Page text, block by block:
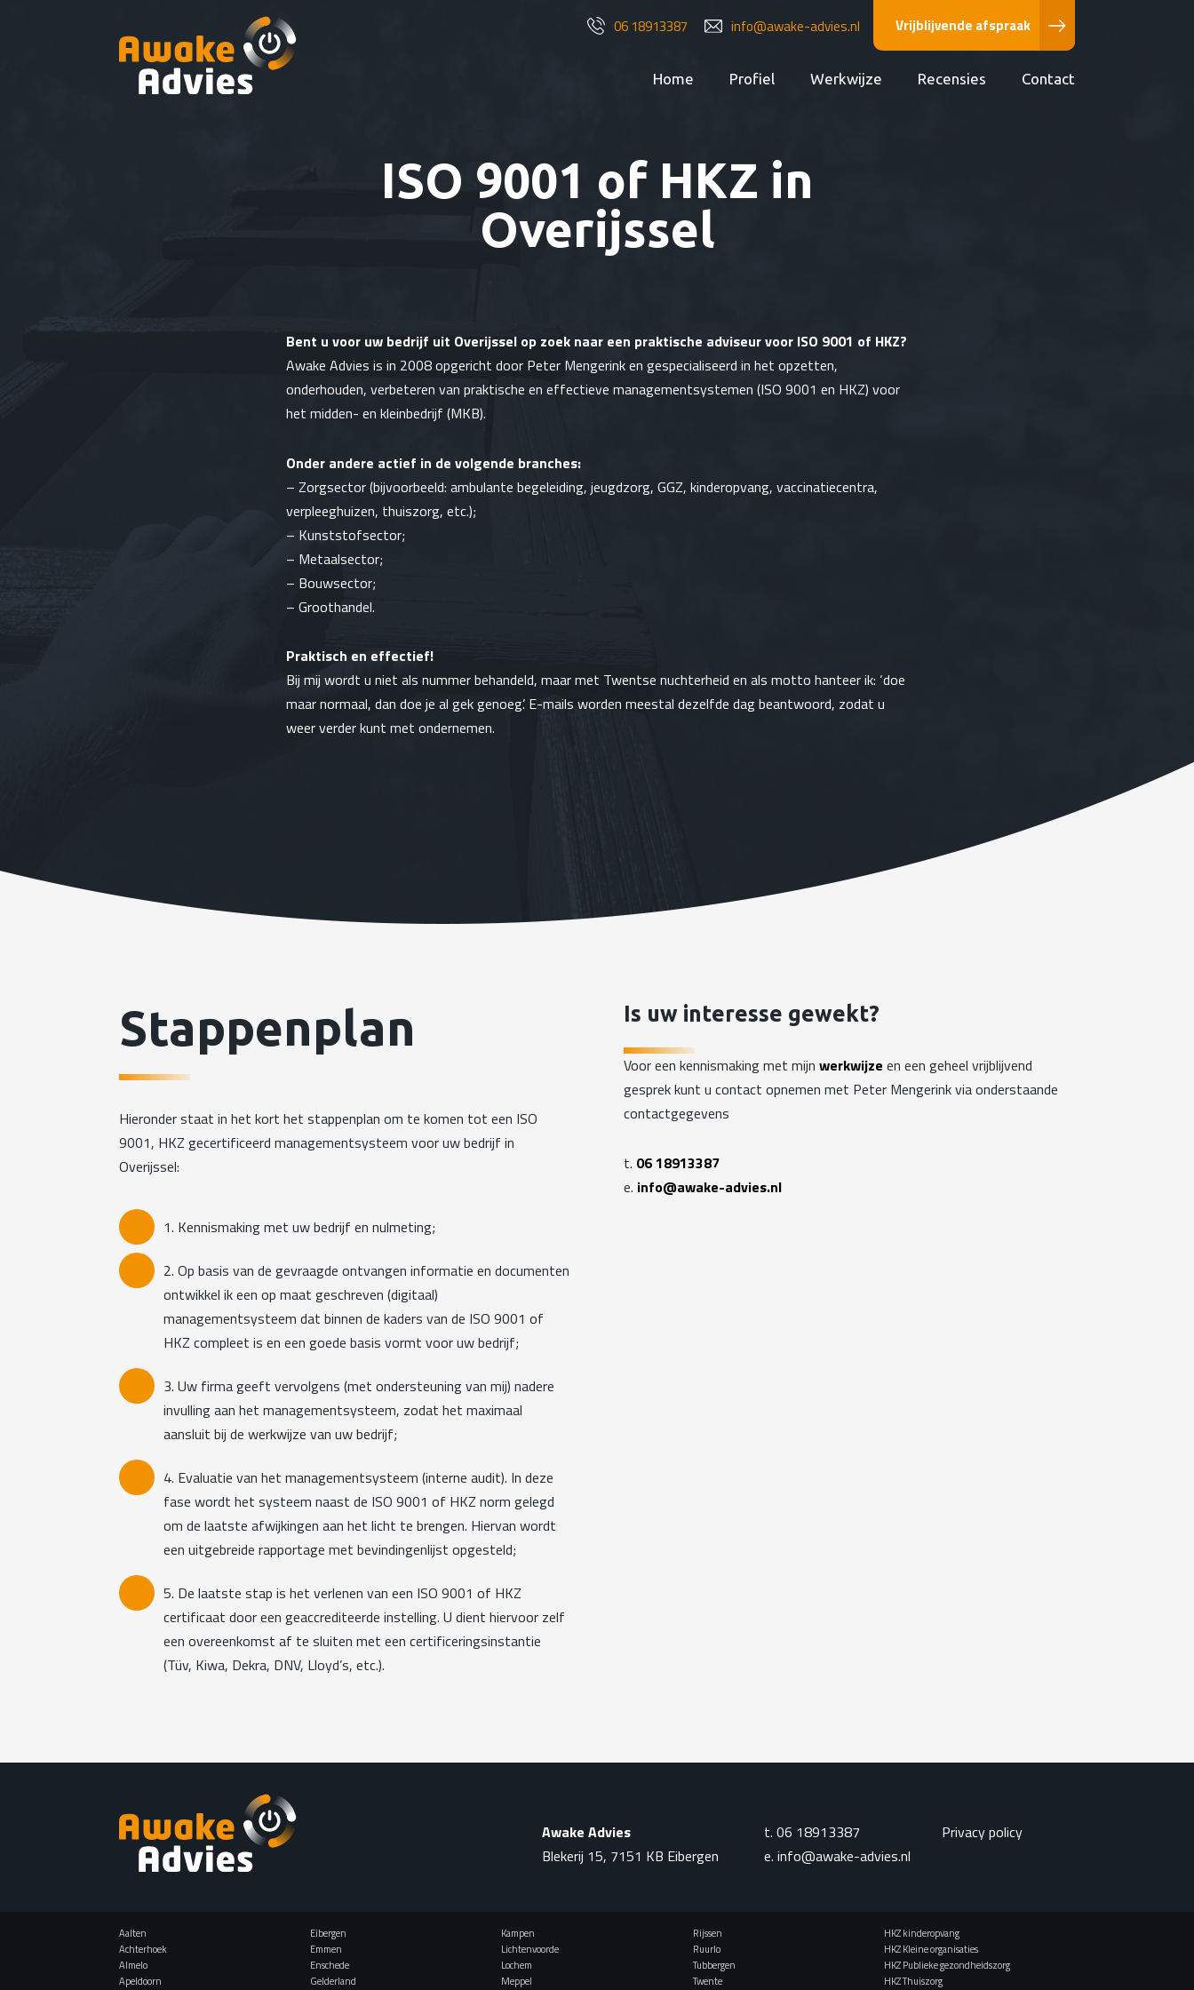
06 18913387 info@awake-advies.nl Vrijblijvende afspraak
Home Profiel Werkwijze Recensies Contact
ISO 9001 of HKZ in
Overijssel
Bent u voor uw bedrijf uit Overijssel op zoek naar een praktische adviseur voor ISO 9001 of HKZ?
Awake Advies is in 2008 opgericht door Peter Mengerink en gespecialiseerd in het opzetten,
onderhouden, verbeteren van praktische en effectieve managementsystemen (ISO 9001 en HKZ) voor
het midden- en kleinbedrijf (MKB).
Onder andere actief in de volgende branches:
– Zorgsector(bijvoorbeeld: ambulante begeleiding, jeugdzorg, GGZ, kinderopvang, vaccinatiecentra,
verpleeghuizen, thuiszorg, etc.);
– Kunststofsector;
– Metaalsector;
– Bouwsector;
– Groothandel.
Praktisch en effectief!
Bij mij wordt u niet als nummer behandeld, maar met Twentse nuchterheid en als motto hanteer ik: ‘doe
maar normaal, dan doe je al gek genoeg’. E-mails worden meestal dezelfde dag beantwoord, zodat u
weer verder kunt met ondernemen.
Stappenplan
Hieronder staat in het kort het stappenplan om te komen tot een ISO
9001, HKZ gecertificeerd managementsysteem voor uw bedrijf in
Overijssel:
1. Kennismaking met uw bedrijf en nulmeting;
2. Op basis van de gevraagde ontvangen informatie en documenten
ontwikkel ik een op maat geschreven (digitaal)
managementsysteem dat binnen de kaders van de ISO 9001 of
HKZ compleet is en een goede basis vormt voor uw bedrijf;
3. Uw firma geeft vervolgens (met ondersteuning van mij) nadere
invulling aan het managementsysteem, zodat het maximaal
aansluit bij de werkwijze van uw bedrijf;
4. Evaluatie van het managementsysteem (interne audit). In deze
fase wordt het systeem naast de ISO 9001 of HKZ norm gelegd
om de laatste afwijkingen aan het licht te brengen. Hiervan wordt
een uitgebreide rapportage met bevindingenlijst opgesteld;
5. De laatste stap is het verlenen van een ISO 9001 of HKZ
certificaat door een geaccrediteerde instelling. U dient hiervoor zelf
een overeenkomst af te sluiten met een certificeringsinstantie
(Tüv, Kiwa, Dekra, DNV, Lloyd’s, etc.).
Is uw interesse gewekt?
Voor een kennismaking met mijn werkwijze en een geheel vrijblijvend
gesprek kunt u contact opnemen met Peter Mengerink via onderstaande
contactgegevens
t. 06 18913387
e. info@awake-advies.nl
Awake Advies
Blekerij 15, 7151 KB Eibergen
t. 06 18913387
e. info@awake-advies.nl
Privacy policy
Aalten
Achterhoek
Almelo
Apeldoorn
Eibergen
Emmen
Enschede
Gelderland
Kampen
Lichtenvoorde
Lochem
Meppel
Rijssen
Ruurlo
Tubbergen
Twente
HKZ kinderopvang
HKZ Kleine organisaties
HKZ Publieke gezondheidszorg
HKZ Thuiszorg